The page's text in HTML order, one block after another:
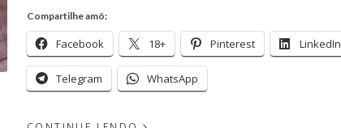
Compartilhe amô:
Facebook 18+ Pinterest LinkedIn
Telegram WhatsApp